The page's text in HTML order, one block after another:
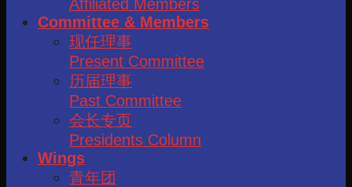
Affiliated Members
Committee & Members
现任理事
Present Committee
历届理事
Past Committee
会长专页
Presidents Column
Wings
青年团